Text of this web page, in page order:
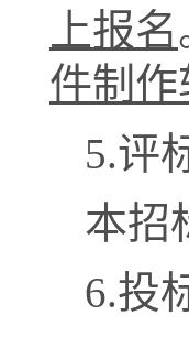
上报名
件制作
5.评
本招
6.投